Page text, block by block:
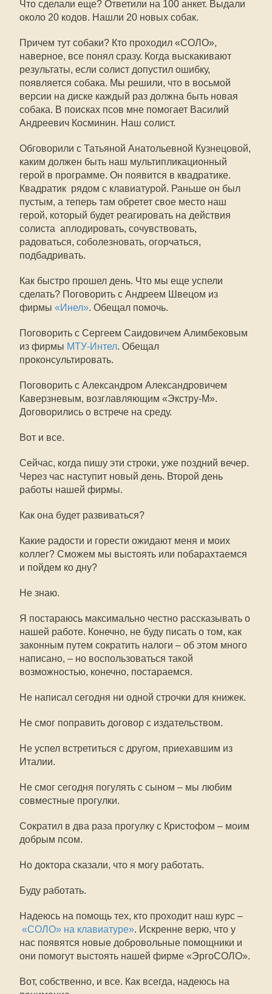
Что сделали еще? Ответили на 100 анкет. Выдали
около 20 кодов. Нашли 20 новых собак.
Причем тут собаки? Кто проходил «СОЛО»,
наверное, все понял сразу. Когда выскакивают
результаты, если солист допустил ошибку,
появляется собака. Мы решили, что в восьмой
версии на диске каждый раз должна быть новая
собака. В поисках псов мне помогает Василий
Андреевич Косминин. Наш солист.
Обговорили с Татьяной Анатольевной Кузнецовой,
каким должен быть наш мультипликационный
герой в программе. Он появится в квадратике.
Квадратик  рядом с клавиатурой. Раньше он был
пустым, а теперь там обретет свое место наш
герой, который будет реагировать на действия
солиста  аплодировать, сочувствовать,
радоваться, соболезновать, огорчаться,
подбадривать.
Как быстро прошел день. Что мы еще успели
сделать? Поговорить с Андреем Швецом из
фирмы «Инел». Обещал помочь.
Поговорить с Сергеем Саидовичем Алимбековым
из фирмы МТУ-Интел. Обещал
проконсультировать.
Поговорить с Александром Александровичем
Каверзневым, возглавляющим «Экстру-М».
Договорились о встрече на среду.
Вот и все.
Сейчас, когда пишу эти строки, уже поздний вечер.
Через час наступит новый день. Второй день
работы нашей фирмы.
Как она будет развиваться?
Какие радости и горести ожидают меня и моих
коллег? Сможем мы выстоять или побарахтаемся
и пойдем ко дну?
Не знаю.
Я постараюсь максимально честно рассказывать о
нашей работе. Конечно, не буду писать о том, как
законным путем сократить налоги – об этом много
написано, – но воспользоваться такой
возможностью, конечно, постараемся.
Не написал сегодня ни одной строчки для книжек.
Не смог поправить договор с издательством.
Не успел встретиться с другом, приехавшим из
Италии.
Не смог сегодня погулять с сыном – мы любим
совместные прогулки.
Сократил в два раза прогулку с Кристофом – моим
добрым псом.
Но доктора сказали, что я могу работать.
Буду работать.
Надеюсь на помощь тех, кто проходит наш курс –
«СОЛО» на клавиатуре». Искренне верю, что у
нас появятся новые добровольные помощники и
они помогут выстоять нашей фирме «ЭргоСОЛО».
Вот, собственно, и все. Как всегда, надеюсь на